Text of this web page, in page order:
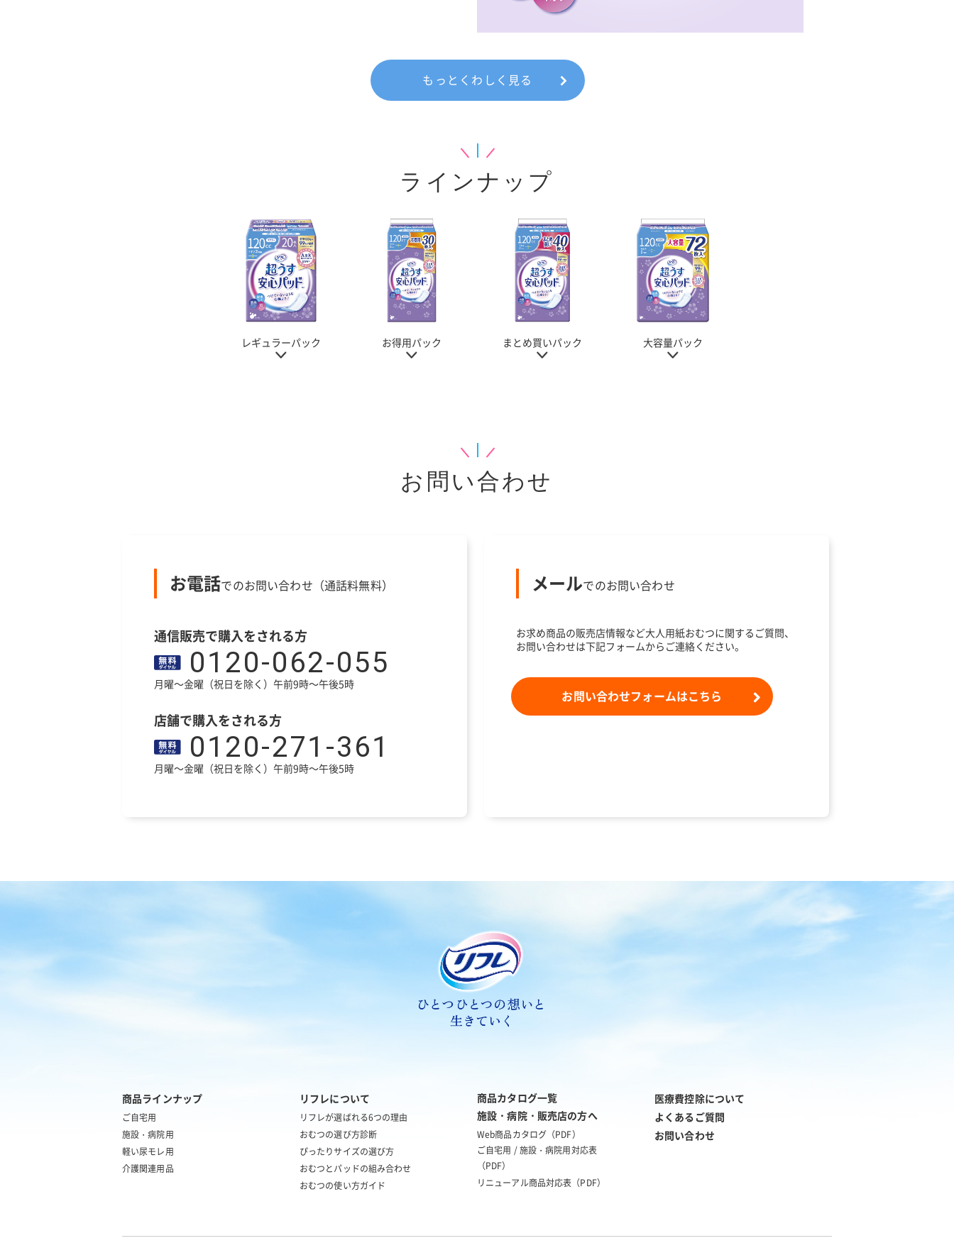
もっとくわしく見る
ラインナップ
レギュラーパック お得用パック まとめ買いパック 大容量パック
お問い合わせ
お電話でのお問い合わせ（通話料無料）
通信販売で購入をされる方
0120-062-055
月曜～金曜（祝日を除く）午前9時～午後5時
店舗で購入をされる方
0120-271-361
月曜～金曜（祝日を除く）午前9時～午後5時
メールでのお問い合わせ
お求め商品の販売店情報など大人用紙おむつに関するご質問、
お問い合わせは下記フォームからご連絡ください。
お問い合わせフォームはこちら
商品ラインナップ
ご自宅用
施設・病院用
軽い尿モレ用
介護関連用品
リフレについて
リフレが選ばれる6つの理由
おむつの選び方診断
ぴったりサイズの選び方
おむつとパッドの組み合わせ
おむつの使い方ガイド
商品カタログ一覧
施設・病院・販売店の方へ
Web商品カタログ（PDF）
ご自宅用 / 施設・病院用対応表
（PDF）
リニューアル商品対応表（PDF）
医療費控除について
よくあるご質問
お問い合わせ